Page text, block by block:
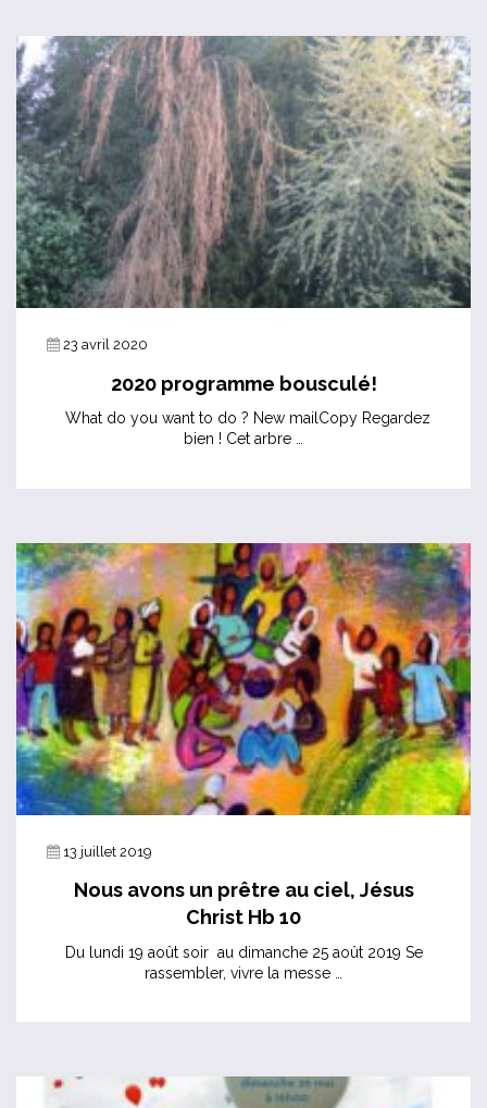
23 avril 2020
2020 programme bousculé!
What do you want to do ? New mailCopy Regardez
bien ! Cet arbre …
13 juillet 2019
Nous avons un prêtre au ciel, Jésus
Christ Hb 10
Du lundi 19 août soir au dimanche 25 août 2019 Se
rassembler, vivre la messe …